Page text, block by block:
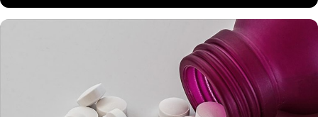
Bursa merkezli üretim gerçekleştiren ve
Türkiye'nin en popüler antibiyotiklerinden
birinin pazarlama haklarını elinde bulunduran
FarmaVip hakkında 2 ay süreyle geçici mühlet